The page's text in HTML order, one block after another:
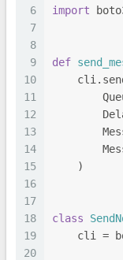
6
7
8
9
10
11
12
13
14
15
16
17
18
19
20
import
def
    )
class
cli =